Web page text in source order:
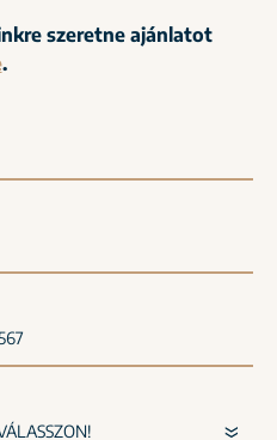
szeretne ajánlatot
.